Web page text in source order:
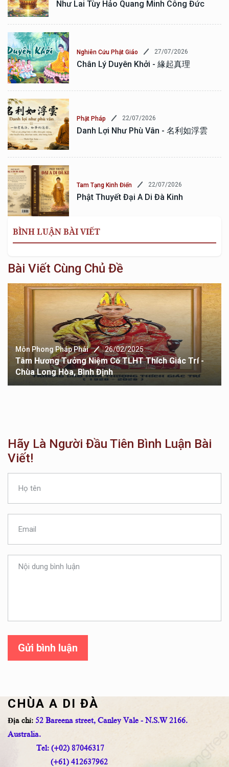
Như Lai Tùy Hảo Quang Minh Công Đức
Nghiên Cứu Phật Giáo 27/07/2026
Chân Lý Duyên Khởi - 緣起真理
Phật Pháp 22/07/2026
Danh Lợi Như Phù Vân - 名利如浮雲
Tam Tạng Kinh Điển 22/07/2026
Phật Thuyết Đại A Di Đà Kinh
BÌNH LUẬN BÀI VIẾT
Bài Viết Cùng Chủ Đề
Môn Phong Pháp Phái 26/11/2024
Đại Trưởng Lão Hộ Tông (1893 -1981) - Sơ Tổ Phật
Giáo Nguyên Thủy Việt Nam
Hãy Là Người Đầu Tiên Bình Luận Bài
Viết!
Gửi bình luận
CHÙA A DI ĐÀ
Địa chỉ: 52 Bareena street, Canley Vale - N.S.W 2166.
Australia.
Tel: (+02) 87046317
(+61) 412637962